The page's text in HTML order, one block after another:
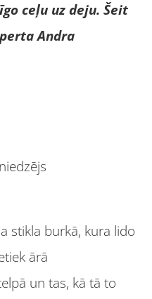
ceļu uz deju. Šeit
Andra
stikla burkā, kura lido
ārā
un tas, kā tā to